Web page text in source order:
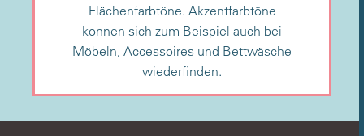
Flächenfarbtöne. Akzentfarbtöne
können sich zum Beispiel auch bei
Möbeln, Accessoires und Bettwäsche
wiederfinden.